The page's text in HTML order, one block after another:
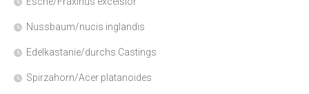
Nussbaum/nucis inglandis
Edelkastanie/durchs Castings
Spirzahorn/Acer platanoides